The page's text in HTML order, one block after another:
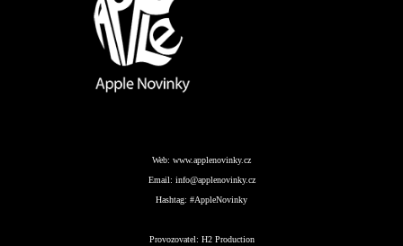
Web: www.applenovinky.cz
Email: info@applenovinky.cz
Hashtag: #AppleNovinky
Provozovatel: H2 Production